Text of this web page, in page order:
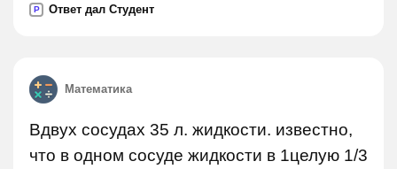
P Ответ дал Студент
Математика
Вдвух сосудах 35 л. жидкости. известно,
что в одном сосуде жидкости в 1целую 1/3